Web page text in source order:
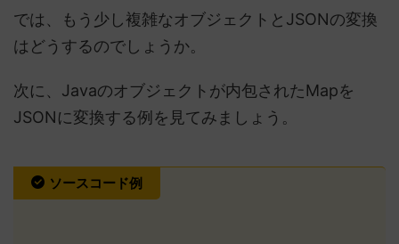
では、もう少し複雑なオブジェクトとJSONの変換
はどうするのでしょうか。
次に、Javaのオブジェクトが内包されたMapを
JSONに変換する例を見てみましょう。
ソースコード例